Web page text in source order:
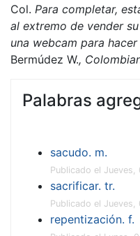
Col. Para completar,
al extremo de vender
una webcam para
Bermúdez W.,
Palabras
sacudo. m.
Publicado el
sacrificar. tr.
Publicado el
repentización. f.